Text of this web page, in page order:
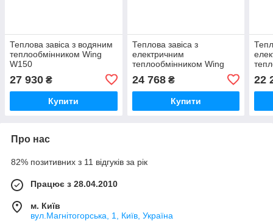
Теплова завіса з водяним
теплообмінником Wing
W150
27 930 ₴
Купити
Теплова завіса з
електричним
теплообмінником Wing
24 768₴
Купити
22
Про нас
82% позитивних з 11 відгуків за рік
Працює з 28.04.2010
м. Київ
вул.Магнітогорська, 1, Київ, Україна